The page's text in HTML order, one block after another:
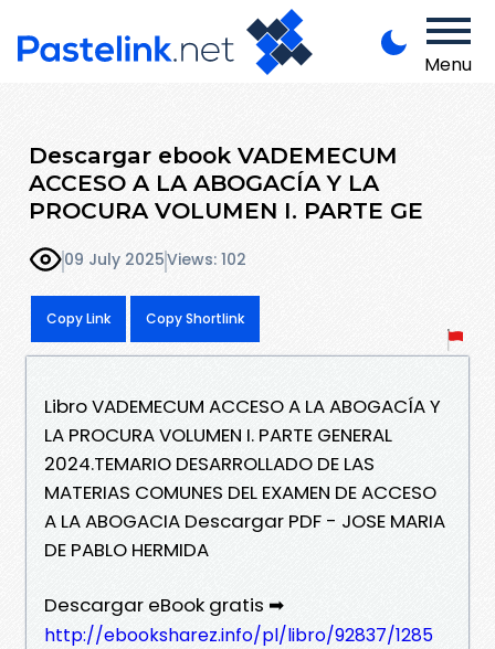
Menu
Descargar ebook VADEMECUM
ACCESO A LA ABOGACÍA Y LA
PROCURA VOLUMEN I. PARTE GE
09 July 2025Views: 102
Copy Link Copy Shortlink
Libro VADEMECUM ACCESO A LA ABOGACÍA Y
LA PROCURA VOLUMEN I. PARTE GENERAL
2024.TEMARIO DESARROLLADO DE LAS
MATERIAS COMUNES DEL EXAMEN DE ACCESO
A LA ABOGACIA Descargar PDF - JOSE MARIA
DE PABLO HERMIDA
Descargar eBook gratis ➡
http://ebooksharez.info/pl/libro/92837/1285